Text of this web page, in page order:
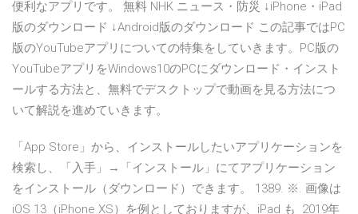
便利なアプリです。 無料 NHK ニュース・防災 ↓iPhone・iPad
版のダウンロード ↓Android版のダウンロード この記事ではPC
版のYouTubeアプリについての特集をしていきます。PC版の
YouTubeアプリをWindows10のPCにダウンロード・インスト
ールする方法と、無料でデスクトップで動画を見る方法につ
いて解説を進めていきます。
「App Store」から、インストールしたいアプリケーションを
検索し、「入手」→「インストール」にてアプリケーション
をインストール（ダウンロード）できます。 1389. ※. 画像は
iOS 13（iPhone XS）を例としておりますが、iPad も 2019年